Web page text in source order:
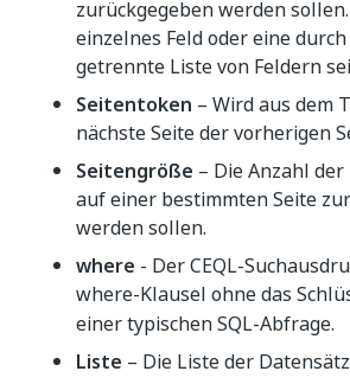
zurückgegeben werden
einzelnes Feld oder eine durch
getrennte Liste von Feldern
Seitentoken – Wird aus dem
nächste Seite der vorherigen
Seitengröße – Die Anzahl
auf einer bestimmten Seite
werden sollen.
where - Der CEQL-
where-Klausel ohne das
einer typischen SQL-Abfrage.
Liste – Die Liste der